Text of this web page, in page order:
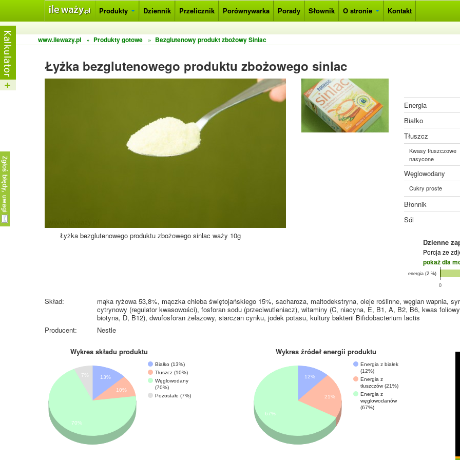
Produkty Dziennik Przelicznik Porównywarka Porady Słownik O stronie Kontakt
www.ilewazy.pl » Produkty gotowe » Bezglutenowy produkt zbożowy Sinlac
Łyżka bezglutenowego produktu zbożowego sinlac
Łyżka bezglutenowego produktu zbożowego sinlac waży 10g
Energia
Białko
Tłuszcz
Kwasy tłuszczowe
nasycone
Węglowodany
Cukry proste
Błonnik
Sól
Dzienne
Porcja ze
pokaż dla
0
energia (2 %)
Skład:
mąka ryżowa 53,8%, mączka chleba świętojańskiego 15%, sacharoza, maltodekstryna, oleje roślinne, węglan wapnia,
cytrynowy (regulator kwasowości), fosforan sodu (przeciwutleniacz), witaminy (C, niacyna, E, B1, A, B2, B6, kwas
biotyna, D, B12), dwufosforan żelazowy, siarczan cynku, jodek potasu, kultury bakterii Bifidobacterium lactis
Producent:
Nestle
Wykres składu produktu
Białko (13%)
Tłuszcz (10%)
Węglowodany
(70%)
Pozostałe (7%)
13%
10%
7%
70%
Wykres źródeł energii produktu
Energia z białek
(12%)
Energia z
tłuszczów (21%)
Energia z
węglowodanów
(67%)
12%
21%
67%